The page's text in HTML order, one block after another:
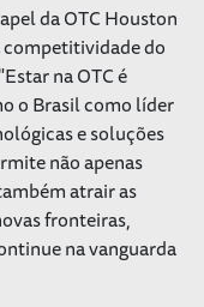
da OTC Houston
do
na OTC é
o Brasil como líder
e soluções
não apenas
atrair as
fronteiras,
na vanguarda